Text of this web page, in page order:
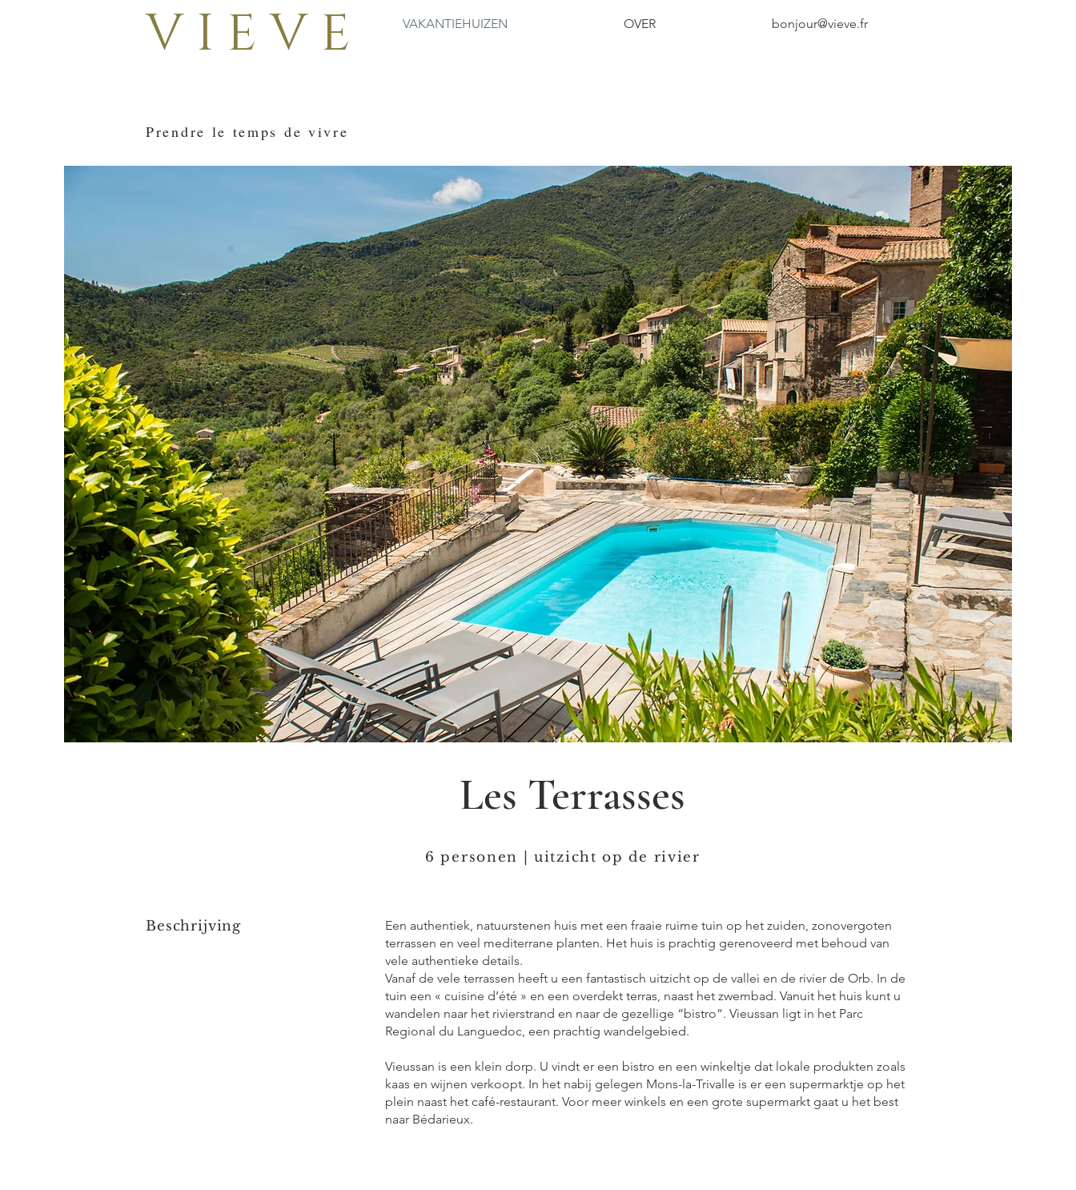
V I E V E VAKANTIEHUIZEN OVER bonjour@vieve.fr
Prendre le temps de vivre
Les Terrasses
6 personen | uitzicht op de rivier
Beschrijving
Een authentiek, natuurstenen huis met een fraaie ruime tuin op het zuiden, zonovergoten
terrassen en veel mediterrane planten. Het huis is prachtig gerenoveerd met behoud van
vele authentieke details.
Vanaf de vele terrassen heeft u een fantastisch uitzicht op de vallei en de rivier de Orb. In de
tuin een « cuisine d’été » en een overdekt terras, naast het zwembad. Vanuit het huis kunt u
wandelen naar het rivierstrand en naar de gezellige “bistro”. Vieussan ligt in het Parc
Regional du Languedoc, een prachtig wandelgebied.
Vieussan is een klein dorp. U vindt er een bistro en een winkeltje dat lokale produkten zoals
kaas en wijnen verkoopt. In het nabij gelegen Mons-la-Trivalle is er een supermarktje op het
plein naast het café-restaurant. Voor meer winkels en een grote supermarkt gaat u het best
naar Bédarieux.